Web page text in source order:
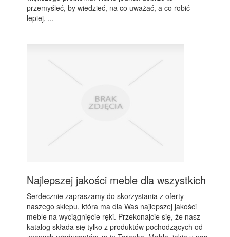
przemyśleć, by wiedzieć, na co uważać, a co robić
lepiej, ...
Najlepszej jakości meble dla wszystkich
Serdecznie zapraszamy do skorzystania z oferty
naszego sklepu, która ma dla Was najlepszej jakości
meble na wyciągnięcie ręki. Przekonajcie się, że nasz
katalog składa się tylko z produktów pochodzących od